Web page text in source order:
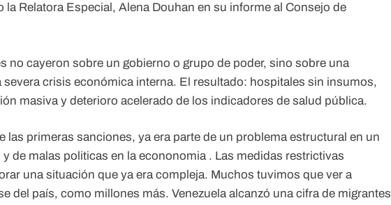
la Relatora Especial, Alena Douhan en su informe al Consejo de
no cayeron sobre un gobierno o grupo de poder, sino sobre una
crisis económica interna. El resultado: hospitales sin insumos,
masiva y deterioro acelerado de los indicadores de salud pública.
las primeras sanciones, ya era parte de un problema estructural en un
de malas politicas en la econonomia . Las medidas restrictivas
una situación que ya era compleja. Muchos tuvimos que ver a
del país, como millones más. Venezuela alcanzó una cifra de migrantes